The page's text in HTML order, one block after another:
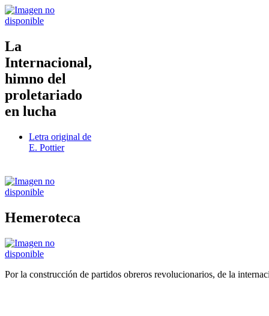
La
Internacional,
himno del
proletariado
en lucha
Letra original de
E. Pottier
Hemeroteca
Por la construcción de partidos obreros revolucionarios, de la